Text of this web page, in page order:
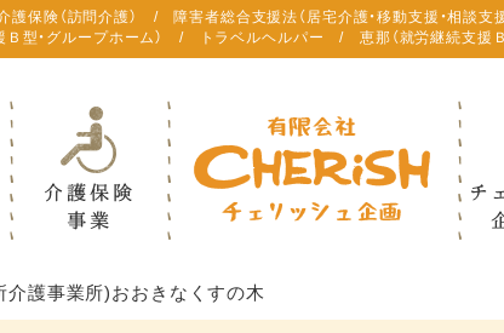
険（訪問介護） / 障害者総合支援法（居宅介護・移動支援・相談支援
Ｂ型・グループホーム） / トラベルヘルパー / 恵那（就労継続支援Ｂ
護事業所)おおきなくすの木